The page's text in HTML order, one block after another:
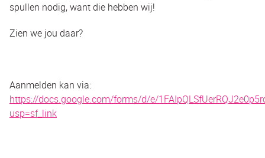
spullen nodig, want die hebben wij!
Zien we jou daar?
Aanmelden kan via:
https://docs.google.com/forms/d/e/
usp=sf_link